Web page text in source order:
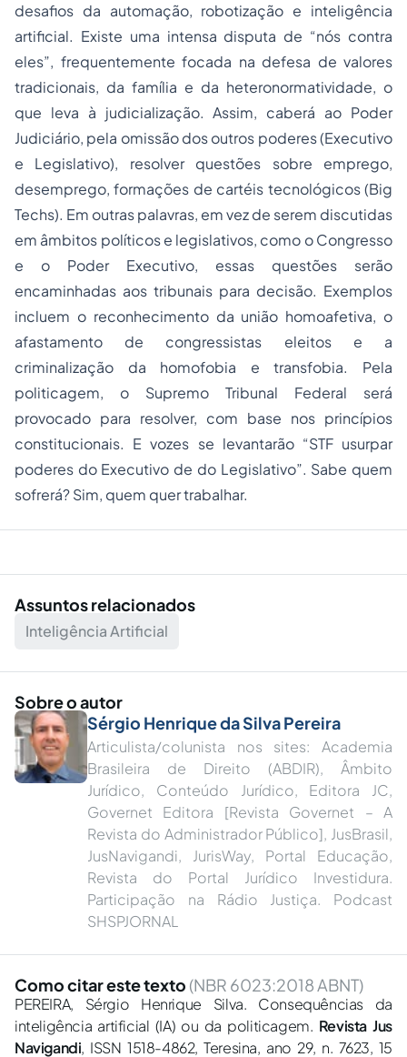
desafios da automação, robotização e inteligência
artificial. Existe uma intensa disputa de “nós contra
eles”, frequentemente focada na defesa de valores
tradicionais, da família e da heteronormatividade, o
que leva à judicialização. Assim, caberá ao Poder
Judiciário, pela omissão dos outros poderes (Executivo
e Legislativo), resolver questões sobre emprego,
desemprego, formações de cartéis tecnológicos (Big
Techs). Em outras palavras, em vez de serem discutidas
em âmbitos políticos e legislativos, como o Congresso
e o Poder Executivo, essas questões serão
encaminhadas aos tribunais para decisão. Exemplos
incluem o reconhecimento da união homoafetiva, o
afastamento de congressistas eleitos e a
criminalização da homofobia e transfobia. Pela
politicagem, o Supremo Tribunal Federal será
provocado para resolver, com base nos princípios
constitucionais. E vozes se levantarão “STF usurpar
poderes do Executivo de do Legislativo”. Sabe quem
sofrerá? Sim, quem quer trabalhar.
Assuntos relacionados
Inteligência Artificial
Sobre o autor
Sérgio Henrique da Silva Pereira
Articulista/colunista nos sites: Academia
Brasileira de Direito (ABDIR), Âmbito
Jurídico, Conteúdo Jurídico, Editora JC,
Governet Editora [Revista Governet – A
Revista do Administrador Público], JusBrasil,
JusNavigandi, JurisWay, Portal Educação,
Revista do Portal Jurídico Investidura.
Participação na Rádio Justiça. Podcast
SHSPJORNAL
Como citar este texto (NBR 6023:2018 ABNT)
PEREIRA, Sérgio Henrique Silva. Consequências da
inteligência artificial (IA) ou da politicagem. Revista Jus
Navigandi, ISSN 1518-4862, Teresina, ano 29, n. 7623, 15